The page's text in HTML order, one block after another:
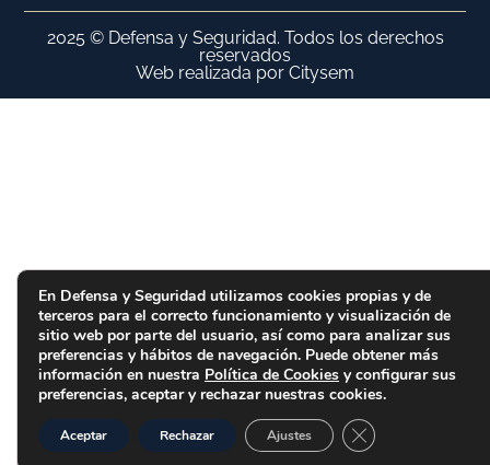
2025 © Defensa y Seguridad. Todos los derechos
reservados
Web realizada por Citysem
En Defensa y Seguridad utilizamos cookies propias y de
terceros para el correcto funcionamiento y visualización de
sitio web por parte del usuario, así como para analizar sus
preferencias y hábitos de navegación. Puede obtener más
información en nuestra Política de Cookies y configurar sus
preferencias, aceptar y rechazar nuestras cookies.
Aceptar Rechazar Ajustes Cerrar el banner